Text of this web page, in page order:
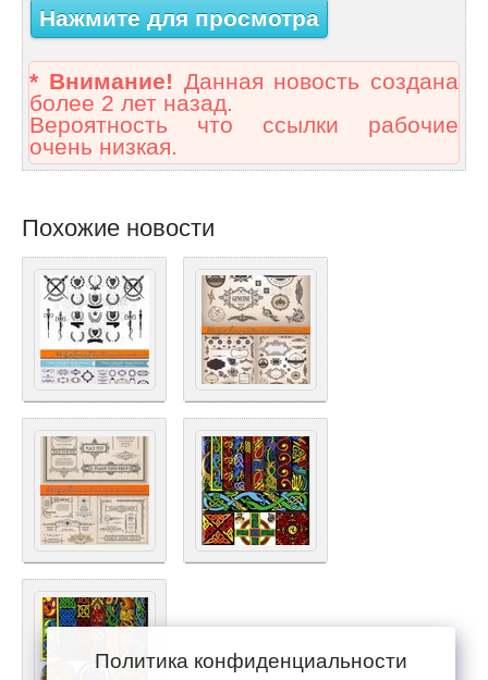
Нажмите для просмотра
* Внимание! Данная новость создана
более 2 лет назад.
Вероятность что ссылки рабочие
очень низкая.
Похожие новости
Политика конфиденциальности